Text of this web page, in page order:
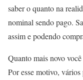
saber o quanto na
nominal sendo pago.
assim e podendo
Quanto mais novo
Por esse motivo,